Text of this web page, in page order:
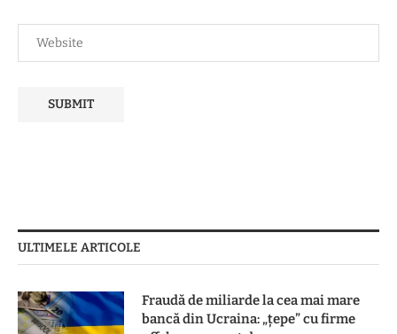
ULTIMELE ARTICOLE
Fraudă de miliarde la cea mai mare
bancă din Ucraina: „țepe” cu firme